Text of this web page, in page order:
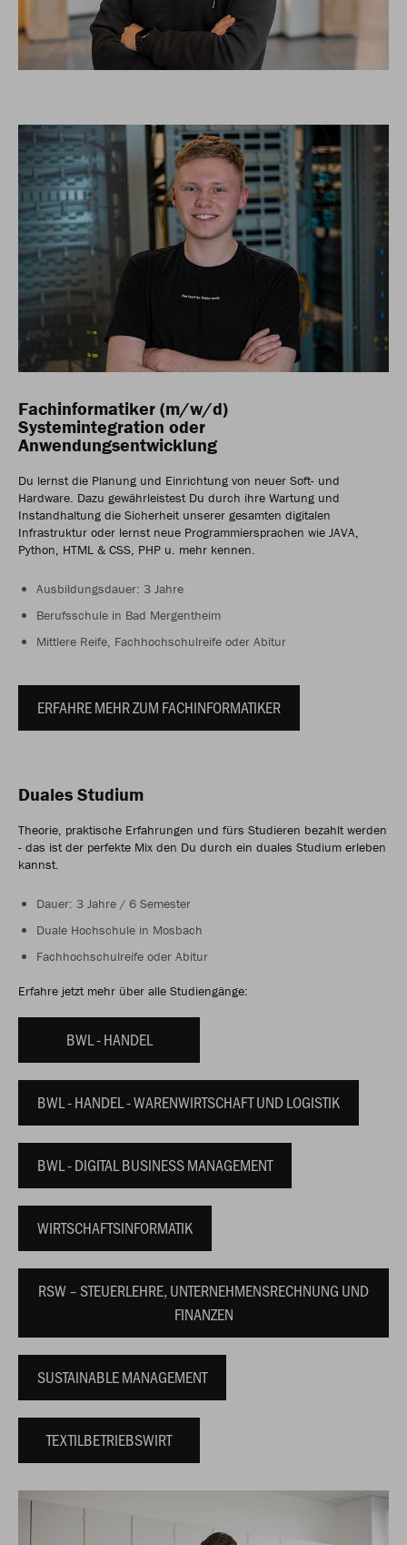
Fachinformatiker (m/w/d)
Systemintegration oder
Anwendungsentwicklung
Du lernst die Planung und Einrichtung von neuer Soft- und
Hardware. Dazu gewährleistest Du durch ihre Wartung und
Instandhaltung die Sicherheit unserer gesamten digitalen
Infrastruktur oder lernst neue Programmiersprachen wie JAVA,
Python, HTML & CSS, PHP u. mehr kennen.
Ausbildungsdauer: 3 Jahre
Berufsschule in Bad Mergentheim
Mittlere Reife, Fachhochschulreife oder Abitur
ERFAHRE MEHR ZUM FACHINFORMATIKER
Duales Studium
Theorie, praktische Erfahrungen und fürs Studieren bezahlt werden
- das ist der perfekte Mix den Du durch ein duales Studium erleben
kannst.
Dauer: 3 Jahre / 6 Semester
Duale Hochschule in Mosbach
Fachhochschulreife oder Abitur
Erfahre jetzt mehr über alle Studiengänge:
BWL - HANDEL
BWL - HANDEL - WARENWIRTSCHAFT UND LOGISTIK
BWL - DIGITAL BUSINESS MANAGEMENT
WIRTSCHAFTSINFORMATIK
RSW – STEUERLEHRE, UNTERNEHMENSRECHNUNG UND
FINANZEN
SUSTAINABLE MANAGEMENT
TEXTILBETRIEBSWIRT